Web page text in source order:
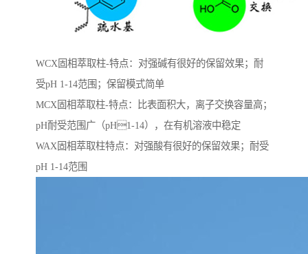
WCX固相萃取柱-特点：对强碱有很好的保留效果；耐
受pH 1-14范围；保留模式简单
MCX固相萃取柱-特点：比表面积大，离子交换容量高；
pH耐受范围⼴（pH1-14），在有机溶液中稳定
WAX固相萃取柱特点：对强酸有很好的保留效果；耐受
pH 1-14范围